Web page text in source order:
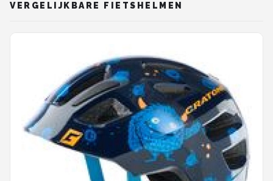
VERGELIJKBARE FIETSHELMEN